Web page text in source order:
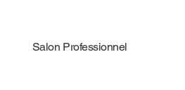
Salon Professionnel